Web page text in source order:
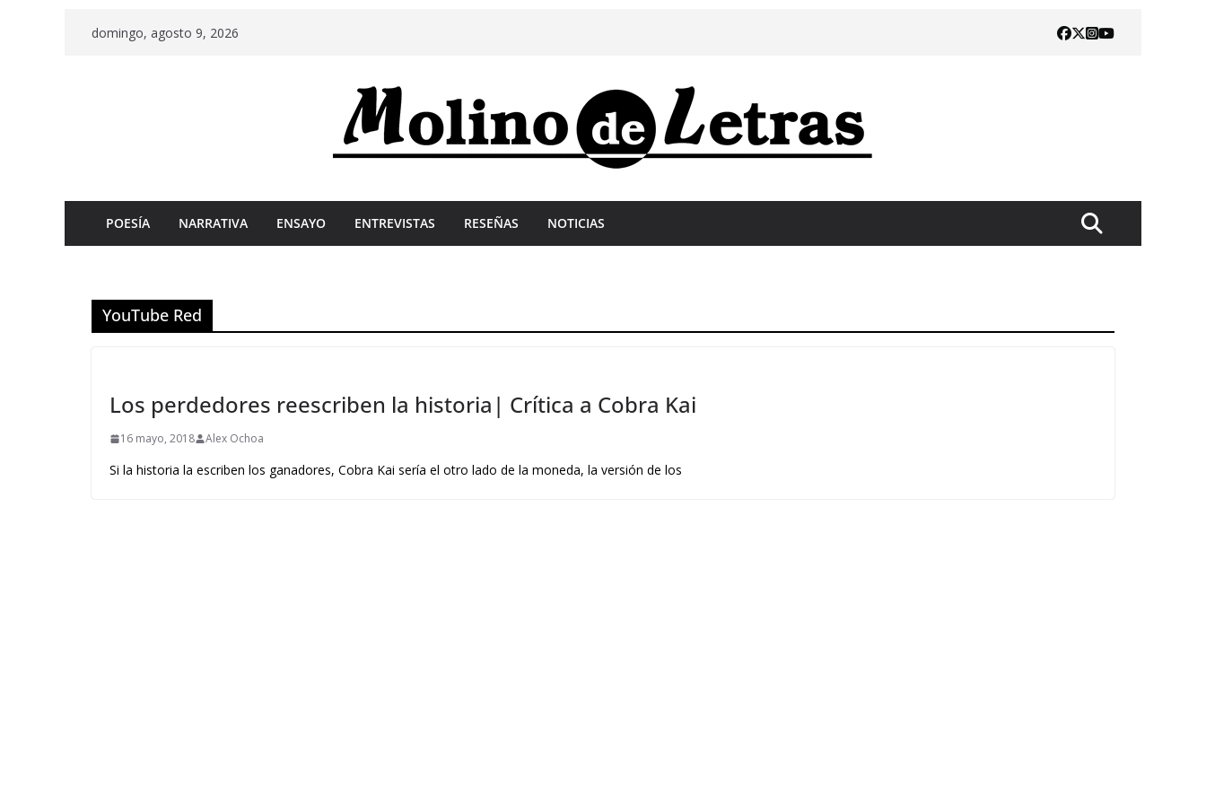
domingo, agosto 9, 2026
POESÍA NARRATIVA ENSAYO ENTREVISTAS RESEÑAS NOTICIAS
YouTube Red
Los perdedores reescriben la historia| Crítica a Cobra Kai
16 mayo, 2018 Alex Ochoa
Si la historia la escriben los ganadores, Cobra Kai sería el otro lado de la moneda, la versión de los